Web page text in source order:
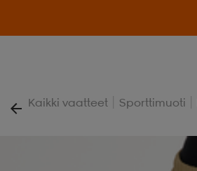
Kaikki vaatteet | Sporttimuoti |